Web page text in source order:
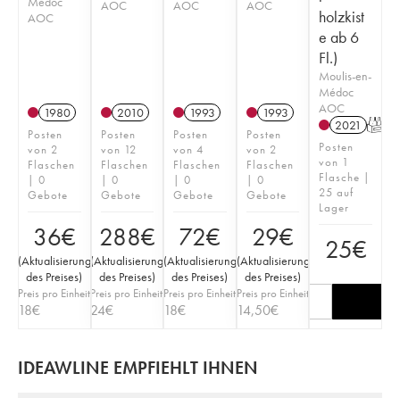
AOC
1980
Posten
von 2
Flaschen
| 0
Gebote
36€
(Aktualisierung
des Preises)
Preis pro Einheit
18€
AOC
2010
Posten
von 12
Flaschen
| 0
Gebote
288€
(Aktualisierung
des Preises)
Preis pro Einheit
24€
AOC
1993
Posten
von 4
Flaschen
| 0
Gebote
72€
(Aktualisierung
des Preises)
Preis pro Einheit
18€
AOC
1993
Posten
von 2
Flaschen
| 0
Gebote
29€
(Aktualisierung
des Preises)
Preis pro Einheit
14,50€
holzkist
e ab 6
Fl.)
Moulis-en-
Médoc
AOC
2021 T
Posten
von 1
Flasche |
25 auf
Lager
25€
IDEAWLINE EMPFIEHLT IHNEN